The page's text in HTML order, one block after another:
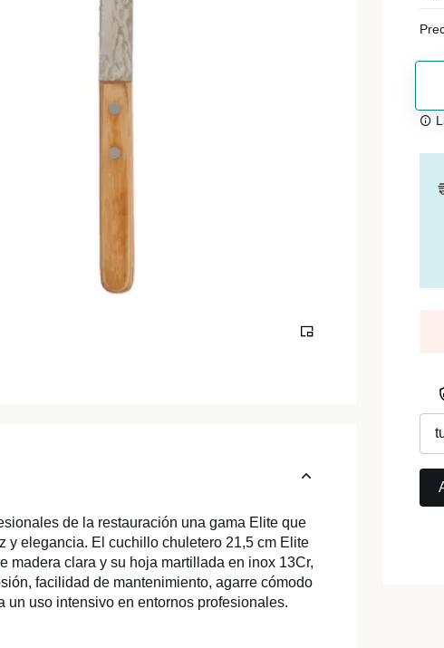
de la restauración una gama Elite que
y elegancia. El cuchillo chuletero 21,5 cm Elite
madera clara y su hoja martillada en inox 13Cr,
facilidad de mantenimiento, agarre cómodo
un uso intensivo en entornos profesionales.